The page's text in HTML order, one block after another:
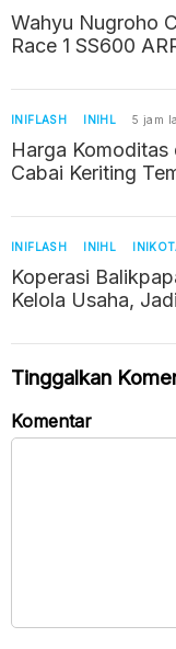
Wahyu Nugroho
Race 1 SS600
INIFLASH INIHL 5 jam
Harga Komoditas
Cabai Keriting
INIFLASH INIHL
Koperasi
Kelola Usaha,
Tinggalkan
Komentar